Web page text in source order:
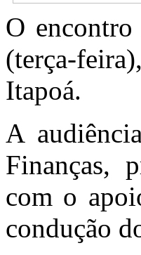
O
(terça-
Itapoá.
A
Finanças,
com o
condução